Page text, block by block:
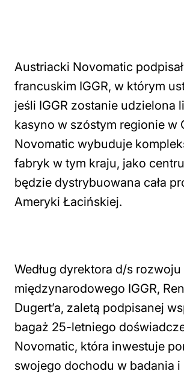
Austriacki Novomatic
francuskim IGGR, w którym
jeśli IGGR zostanie udzielona
kasyno w szóstym regionie w
Novomatic wybuduje
fabryk w tym kraju, jako
będzie dystrybuowana cała
Ameryki Łacińskiej.
Według dyrektora d/s rozwoju
międzynarodowego IGGR,
Dugert’a, zaletą podpisanej
bagaż 25-letniego
Novomatic, która inwestuje
swojego dochodu w badania